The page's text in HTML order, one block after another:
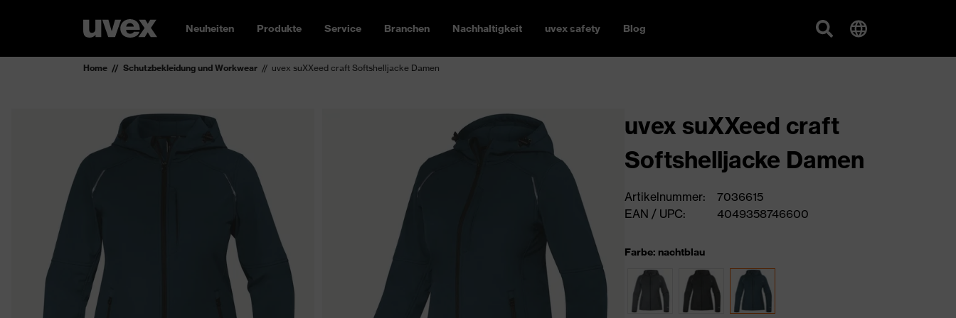
Neuheiten Produkte Service Branchen Nachhaltigkeit uvex safety Blog
Home Schutzbekleidung und Workwear uvex suXXeed craft Softshelljacke Damen
uvex suXXeed craft
Softshelljacke Damen
Artikelnummer:
7036615
EAN / UPC:
4049358746600
Farbe: nachtblau